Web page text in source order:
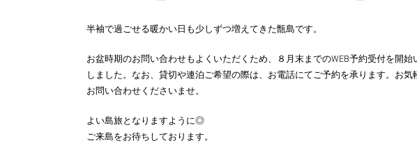
半袖で過ごせる暖かい日も少しずつ増えてきた甑島です。
お盆時期のお問い合わせもよくいただくため、８月末までのWEB予約受付を開始
しました。なお、貸切や連泊ご希望の際は、お電話にてご予約を承ります。お気
お問い合わせくださいませ。
よい島旅となりますように◎
ご来島をお待ちしております。